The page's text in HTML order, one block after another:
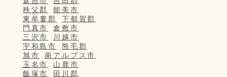
秩父郡
能美市
東牟婁郡
下都賀郡
門真市
倉敷市
三沢市
川越市
宇和島市
熊毛郡
旭市
南アルプス市
玉名市
山鹿市
飯塚市
田川郡